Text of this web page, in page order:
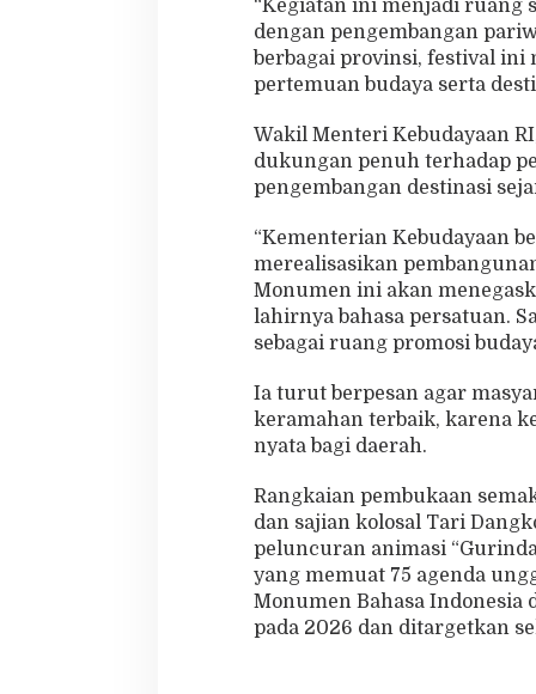
“Kegiatan ini menjadi ruang
dengan pengembangan
berbagai provinsi, festival ini
pertemuan budaya serta
Wakil Menteri Kebudayaan
dukungan penuh terhadap
pengembangan destinasi
“Kementerian Kebudayaan
merealisasikan
Monumen ini akan
lahirnya bahasa persatuan.
sebagai ruang promosi
Ia turut berpesan agar
keramahan terbaik, karena
nyata bagi daerah.
Rangkaian pembukaan
dan sajian kolosal Tari
peluncuran animasi
yang memuat 75 agenda
Monumen Bahasa Indonesia
pada 2026 dan ditargetkan